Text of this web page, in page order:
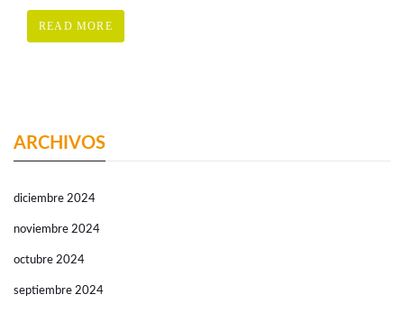
READ MORE
ARCHIVOS
diciembre 2024
noviembre 2024
octubre 2024
septiembre 2024